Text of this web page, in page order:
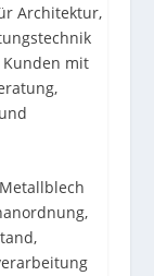
Architektur,
mit